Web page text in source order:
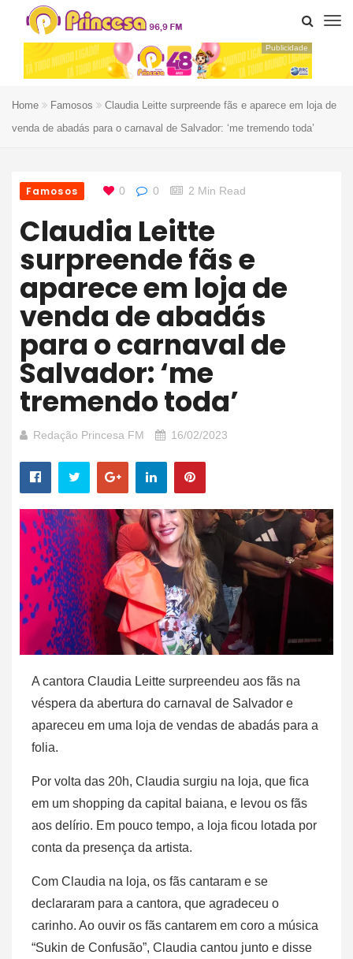
Publicidade
Home Famosos
Claudia Leitte surpreende fãs e aparece em loja de
venda de abadás para o carnaval de Salvador: ‘me tremendo toda’
Famosos 0 0 2 Min Read
Claudia Leitte
surpreende fãs e
aparece em loja de
venda de abadás
para o carnaval de
Salvador: ‘me
tremendo toda’
Redação Princesa FM 16/02/2023
A cantora Claudia Leitte surpreendeu aos fãs na
véspera da abertura do carnaval de Salvador e
apareceu em uma loja de vendas de abadás para a
folia.
Por volta das 20h, Claudia surgiu na loja, que fica
em um shopping da capital baiana, e levou os fãs
aos delírio. Em pouco tempo, a loja ficou lotada por
conta da presença da artista.
Com Claudia na loja, os fãs cantaram e se
declararam para a cantora, que agradeceu o
carinho. Ao ouvir os fãs cantarem em coro a música
“Sukin de Confusão”, Claudia cantou junto e disse